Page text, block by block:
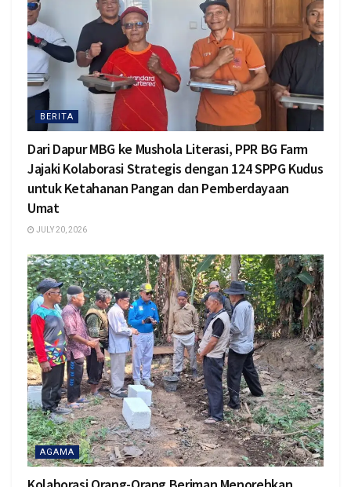
BERITA
Dari Dapur MBG ke Mushola Literasi, PPR BG Farm
Jajaki Kolaborasi Strategis dengan 124 SPPG Kudus
untuk Ketahanan Pangan dan Pemberdayaan
Umat
JULY 20, 2026
AGAMA